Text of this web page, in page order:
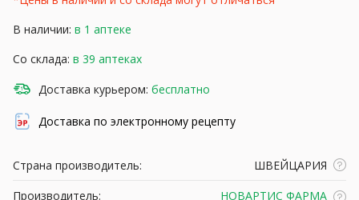
В наличии: в 1 аптеке
Со склада: в 39 аптеках
Доставка курьером: бесплатно
Доставка по электронному рецепту
Страна производитель:
ШВЕЙЦАРИЯ
Производитель:
НОВАРТИС ФАРМА